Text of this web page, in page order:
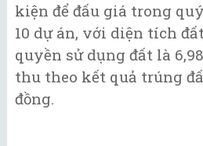
kiện để đấu giá trong
10 dự án, với diện tích
quyền sử dụng đất là
thu theo kết quả trúng
đồng.